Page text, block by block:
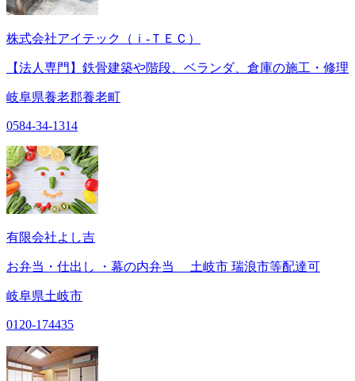
株式会社アイテック（ｉ‐ＴＥＣ）
【法人専門】鉄骨建築や階段、ベランダ、倉庫の施工・修理
岐阜県養老郡養老町
0584-34-1314
有限会社よし吉
お弁当・仕出し ・幕の内弁当 土岐市 瑞浪市等配達可
岐阜県土岐市
0120-174435